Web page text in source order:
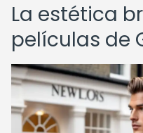
La estética
películas de